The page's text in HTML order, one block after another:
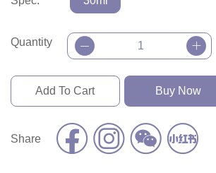
Quantity
Add To Cart Buy Now
Share